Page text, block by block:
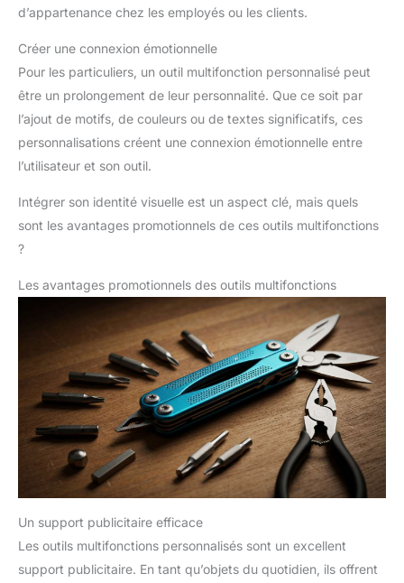
d’appartenance chez les employés ou les clients.
Créer une connexion émotionnelle
Pour les particuliers, un outil multifonction personnalisé peut
être un prolongement de leur personnalité. Que ce soit par
l’ajout de motifs, de couleurs ou de textes significatifs, ces
personnalisations créent une connexion émotionnelle entre
l’utilisateur et son outil.
Intégrer son identité visuelle est un aspect clé, mais quels
sont les avantages promotionnels de ces outils multifonctions
?
Les avantages promotionnels des outils multifonctions
Un support publicitaire efficace
Les outils multifonctions personnalisés sont un excellent
support publicitaire. En tant qu’objets du quotidien, ils offrent